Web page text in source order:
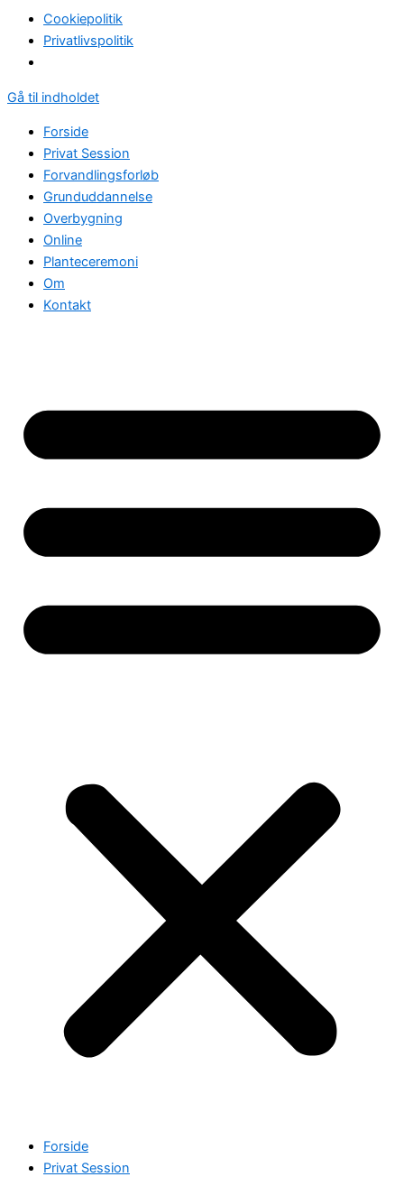
Cookiepolitik
Privatlivspolitik
Gå til indholdet
Forside
Privat Session
Forvandlingsforløb
Grunduddannelse
Overbygning
Online
Planteceremoni
Om
Kontakt
Forside
Privat Session